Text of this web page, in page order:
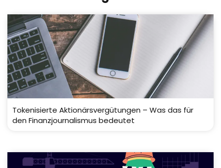
Tokenisierte Aktionärsvergütungen – Was das für
den Finanzjournalismus bedeutet